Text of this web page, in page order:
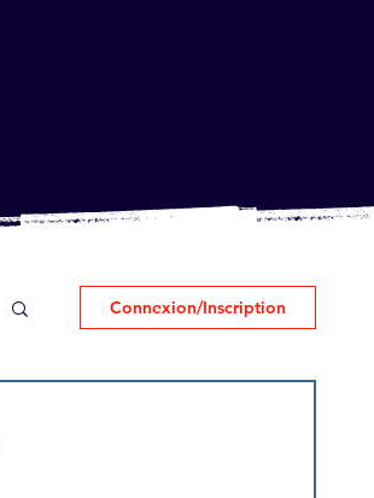
Connexion/Inscription